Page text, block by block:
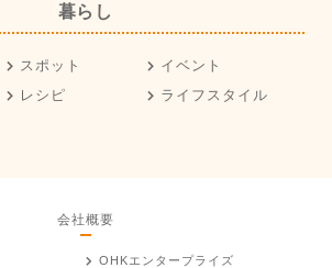
暮らし
スポット
イベント
レシピ
ライフスタイル
会社概要
OHKエンタープライズ